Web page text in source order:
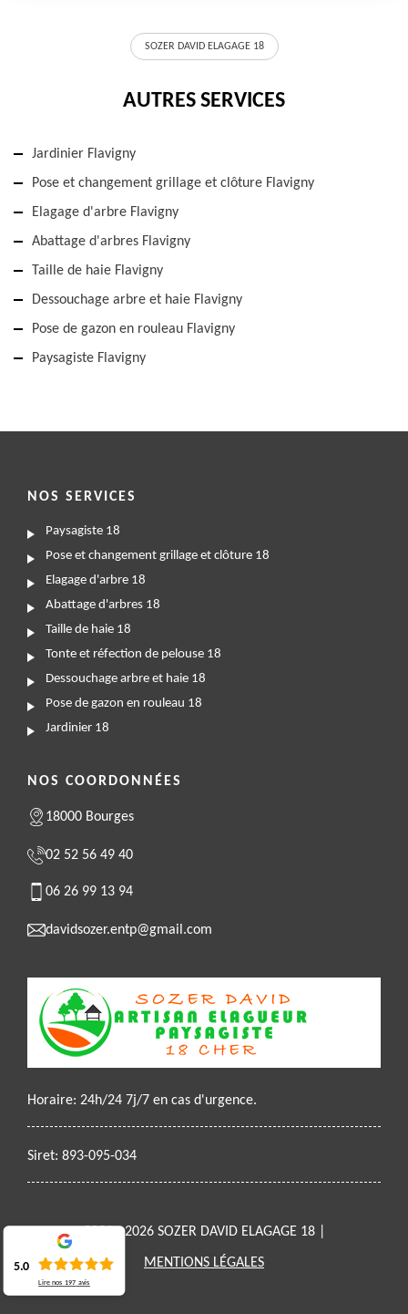
SOZER DAVID ELAGAGE 18
AUTRES SERVICES
Jardinier Flavigny
Pose et changement grillage et clôture Flavigny
Elagage d'arbre Flavigny
Abattage d'arbres Flavigny
Taille de haie Flavigny
Dessouchage arbre et haie Flavigny
Pose de gazon en rouleau Flavigny
Paysagiste Flavigny
NOS SERVICES
Paysagiste 18
Pose et changement grillage et clôture 18
Elagage d'arbre 18
Abattage d'arbres 18
Taille de haie 18
Tonte et réfection de pelouse 18
Dessouchage arbre et haie 18
Pose de gazon en rouleau 18
Jardinier 18
NOS COORDONNÉES
18000 Bourges
02 52 56 49 40
06 26 99 13 94
davidsozer.entp@gmail.com
Horaire: 24h/24 7j/7 en cas d'urgence.
Siret: 893-095-034
2021 - 2026 SOZER DAVID ELAGAGE 18 |
MENTIONS LÉGALES
5.0
Lire nos197 avis